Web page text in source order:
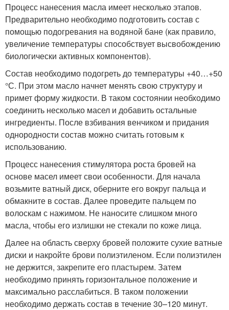
Процесс нанесения масла имеет несколько этапов.
Предварительно необходимо подготовить состав с
помощью подогревания на водяной бане (как правило,
увеличение температуры способствует высвобождению
биологически активных компонентов).
Состав необходимо подогреть до температуры +40…+50
°С. При этом масло начнет менять свою структуру и
примет форму жидкости. В таком состоянии необходимо
соединить несколько масел и добавить остальные
ингредиенты. После взбивания венчиком и придания
однородности состав можно считать готовым к
использованию.
Процесс нанесения стимулятора роста бровей на
основе масел имеет свои особенности. Для начала
возьмите ватный диск, оберните его вокруг пальца и
обмакните в состав. Далее проведите пальцем по
волоскам с нажимом. Не наносите слишком много
масла, чтобы его излишки не стекали по коже лица.
Далее на область сверху бровей положите сухие ватные
диски и накройте брови полиэтиленом. Если полиэтилен
не держится, закрепите его пластырем. Затем
необходимо принять горизонтальное положение и
максимально расслабиться. В таком положении
необходимо держать состав в течение 30–120 минут.